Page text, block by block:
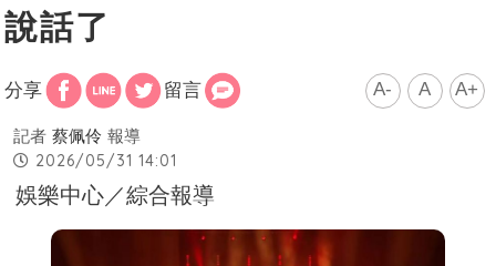
說話了
分享 留言 A- A A+
記者 蔡佩伶 報導
2026/05/31 14:01
娛樂中心／綜合報導